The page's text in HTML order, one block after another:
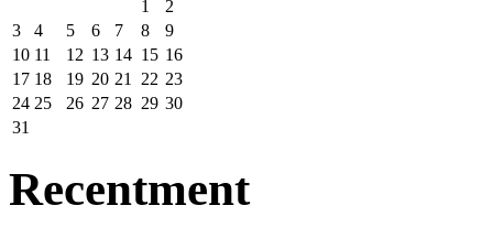
1
2
3
4 5 6 7 8
9
10 11 12 13 14 15 16
17 18 19 20 21 22 23
24 25 26 27 28 29 30
31
Recentment